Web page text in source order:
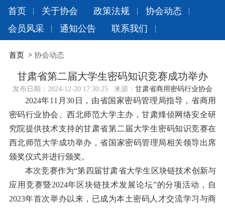
首页 关于协会 政策法规
协会动态
会员风采
通知公告 联系我们
首页> 协会动态
甘肃省第二届大学生密码知识竞赛成功举办
发布日期： 2024-12-20 17:30:25 来源： 甘肃省商用密码行业协会
2024年11月30日，由省国家密码管理局指导，省商用
密码行业协会、西北师范大学主办，甘肃烽侦网络安全研
究院提供技术支持的甘肃省第二届大学生密码知识竞赛在
西北师范大学成功举办，省国家密码管理局相关领导出席
颁奖仪式并进行颁奖。
本次竞赛作为“第四届甘肃省大学生区块链技术创新与
应用竞赛暨2024年区块链技术发展论坛”的分项活动，自
2023年首次举办以来，已成为本土密码人才交流学习与商